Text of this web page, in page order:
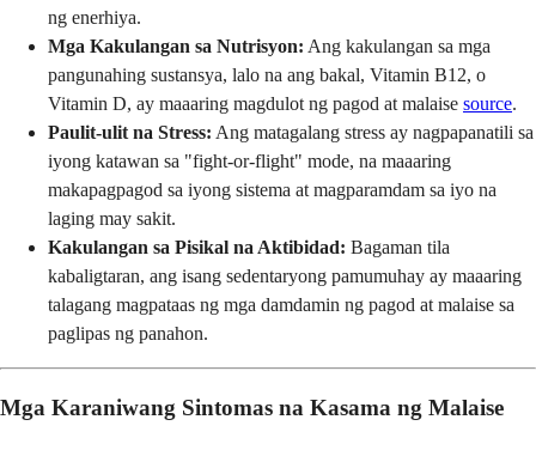
ng enerhiya.
Mga Kakulangan sa Nutrisyon: Ang kakulangan sa mga
pangunahing sustansya, lalo na ang bakal, Vitamin B12, o
Vitamin D, ay maaaring magdulot ng pagod at malaise source.
Paulit-ulit na Stress: Ang matagalang stress ay nagpapanatili sa
iyong katawan sa "fight-or-flight" mode, na maaaring
makapagpagod sa iyong sistema at magparamdam sa iyo na
laging may sakit.
Kakulangan sa Pisikal na Aktibidad: Bagaman tila
kabaligtaran, ang isang sedentaryong pamumuhay ay maaaring
talagang magpataas ng mga damdamin ng pagod at malaise sa
paglipas ng panahon.
Mga Karaniwang Sintomas na Kasama ng Malaise